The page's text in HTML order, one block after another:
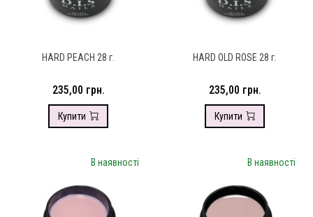
HARD PEACH 28 г.
235,00 грн.
Купити
HARD OLD ROSE 28 г.
235,00 грн.
Купити
В наявності В наявності